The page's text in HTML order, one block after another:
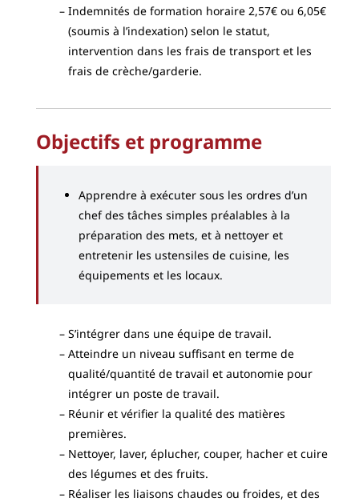
Indemnités de formation horaire 2,57€ ou 6,05€
(soumis à l’indexation) selon le statut,
intervention dans les frais de transport et les
frais de crèche/garderie.
Objectifs et programme
Apprendre à exécuter sous les ordres d’un
chef des tâches simples préalables à la
préparation des mets, et à nettoyer et
entretenir les ustensiles de cuisine, les
équipements et les locaux.
S’intégrer dans une équipe de travail.
Atteindre un niveau suffisant en terme de
qualité/quantité de travail et autonomie pour
intégrer un poste de travail.
Réunir et vérifier la qualité des matières
premières.
Nettoyer, laver, éplucher, couper, hacher et cuire
des légumes et des fruits.
Réaliser les liaisons chaudes ou froides, et des